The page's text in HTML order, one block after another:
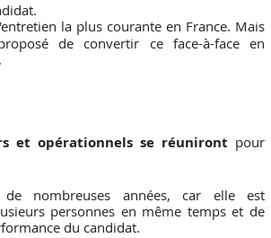
la plus courante en France. Mais
de convertir ce face-à-face en
et opérationnels se réuniront pour
nombreuses années, car elle est
personnes en même temps et de
du candidat.